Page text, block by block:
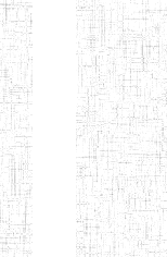
SAINT
MODEL